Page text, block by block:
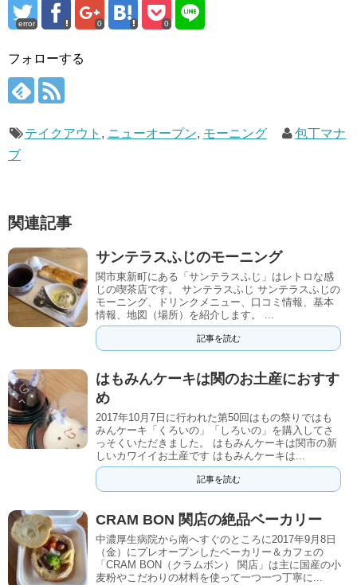
error 0 0
フォローする
テイクアウト , ニューオープン, モーニング
包丁マナ
ブ
関連記事
サンテラスふじのモーニング
関市東新町にある「サンテラスふじ」はレトロな感
じの喫茶店です。 サンテラスふじ サンテラスふじの
モーニング、ドリンクメニュー、口コミ情報、基本
情報、地図（場所）を紹介します。 ...
記事を読む
はもみんケーキは関のお土産におすす
め
2017年10月7日に行われた第50回はもの祭りではも
みんケーキ「くろいの」「しろいの」を購入してさ
っそくいただきました。 はもみんケーキは関市の新
しいカワイイお土産です はもみんケーキは...
記事を読む
CRAM BON 関店の絶品ベーカリー
中濃厚生病院から南へすぐのところに2017年9月8日
（金）にプレオープンしたベーカリー＆カフェの
「CRAM BON（クラムボン） 関店」は主に国産の小
麦粉やこだわりの材料を使って一つ一つ丁寧に...